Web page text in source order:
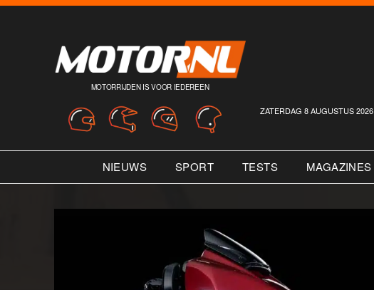
MOTORRIJDEN IS VOOR IEDEREEN
ZATERDAG 8 AUGUSTUS 2026
NIEUWS SPORT TESTS MAGAZINES